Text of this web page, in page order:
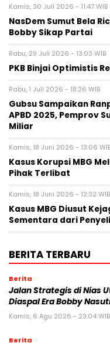
Kamis, 30 Juli 2026 - 11:47 WIB
NasDem Sumut Bela
Bobby Sikap Partai
Rabu, 29 Juli 2026 - 13:03 WIB
PKB Binjai Optimistis
Rabu, 1 Juli 2026 - 18:26 WIB
Gubsu Sampaikan
APBD 2025, Pemprov
Miliar
Kamis, 18 Juni 2026 - 13:06
Kasus Korupsi MBG
Pihak Terlibat
Kamis, 18 Juni 2026 - 12:32 WIB
Kasus MBG Diusut
Sementara dari
BERITA TERBARU
Berita
Jalan Strategis di Nias
Diaspal Era Bobby
Kamis, 6 Agu 2026 - 23:04 WIB
Berita